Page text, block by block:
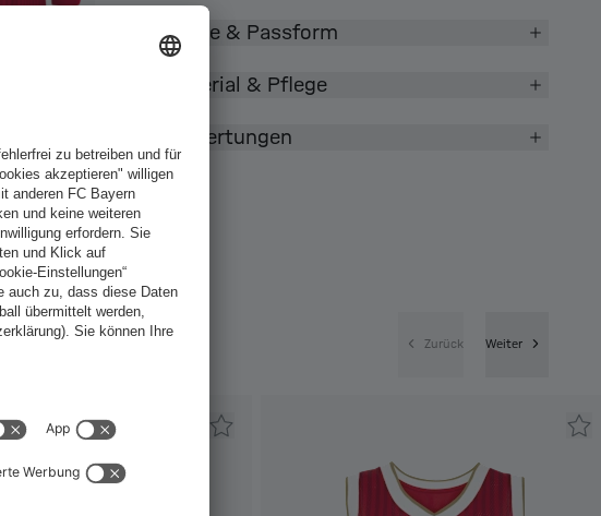
Größe & Passform
Material & Pflege
Bewertungen
Zurück Weiter